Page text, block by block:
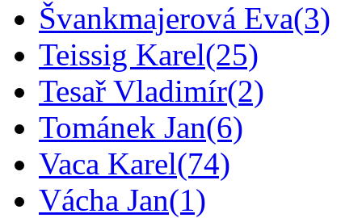
Švankmajerová Eva(3)
Teissig Karel(25)
Tesař Vladimír(2)
Tománek Jan(6)
Vaca Karel(74)
Vácha Jan(1)